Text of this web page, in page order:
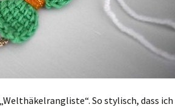
So stylisch, dass ich